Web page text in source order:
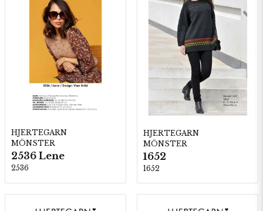
HJERTEGARN
MÖNSTER
2536 Lene
2536
HJERTEGARN
MÖNSTER
1652
1652